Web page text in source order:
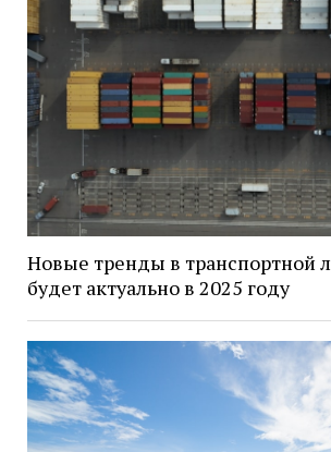
Новые тренды в транспортной
будет актуально в 2025 году